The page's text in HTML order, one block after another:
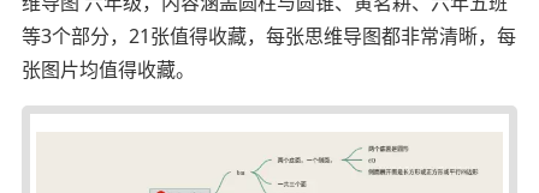
等3个部分，21张值得收藏，每张思维导图都非常清晰，每
张图片均值得收藏。